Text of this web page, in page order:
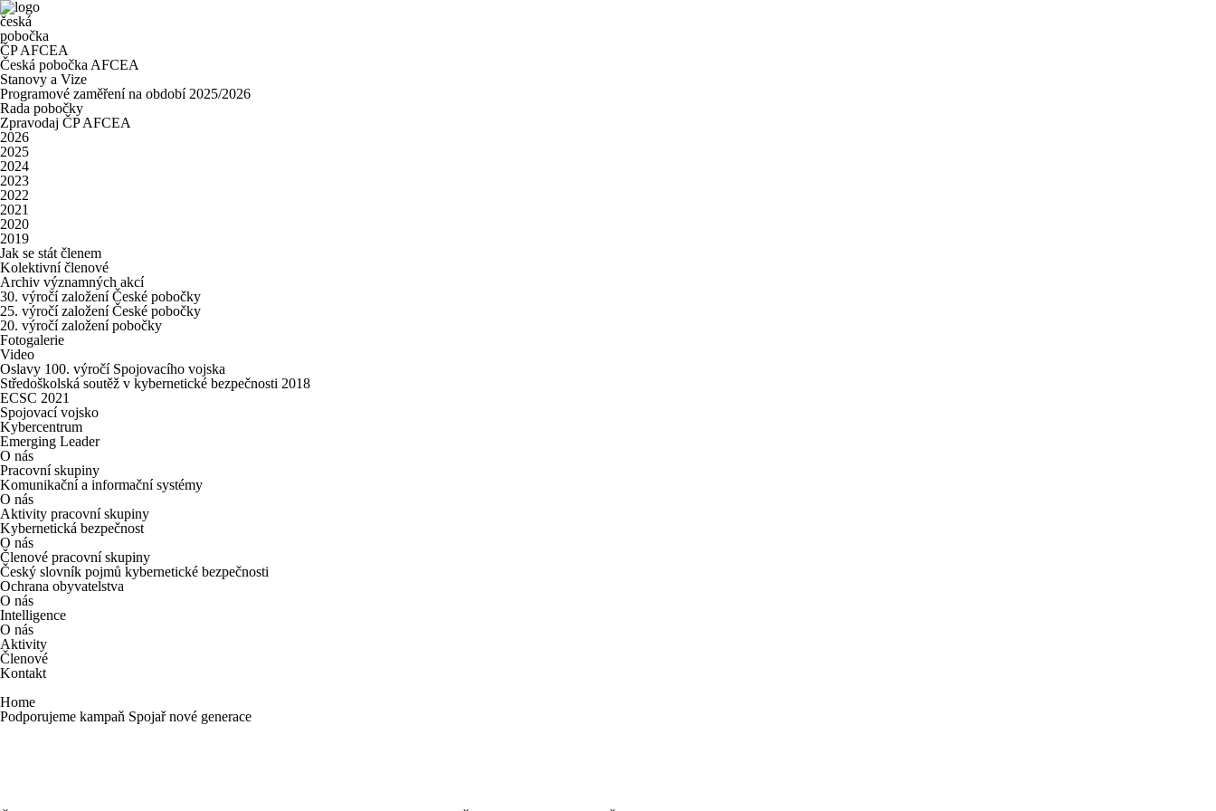
česká
pobočka
ČP AFCEA
Česká pobočka AFCEA
Stanovy a Vize
Programové zaměření na období 2025/2026
Rada pobočky
Zpravodaj ČP AFCEA
2026
2025
2024
2023
2022
2021
2020
2019
Jak se stát členem
Kolektivní členové
Archiv významných akcí
30. výročí založení České pobočky
25. výročí založení České pobočky
20. výročí založení pobočky
Fotogalerie
Video
Oslavy 100. výročí Spojovacího vojska
Středoškolská soutěž v kybernetické bezpečnosti 2018
ECSC 2021
Spojovací vojsko
Kybercentrum
Emerging Leader
O nás
Pracovní skupiny
Komunikační a informační systémy
O nás
Aktivity pracovní skupiny
Kybernetická bezpečnost
O nás
Členové pracovní skupiny
Český slovník pojmů kybernetické bezpečnosti
Ochrana obyvatelstva
O nás
Intelligence
O nás
Aktivity
Členové
Kontakt
Home
Podporujeme kampaň Spojař nové generace